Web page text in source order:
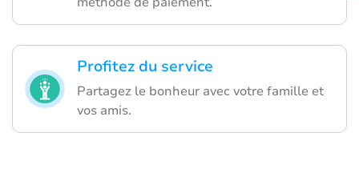
Profitez du service
Partagez le bonheur avec votre famille et
vos amis.